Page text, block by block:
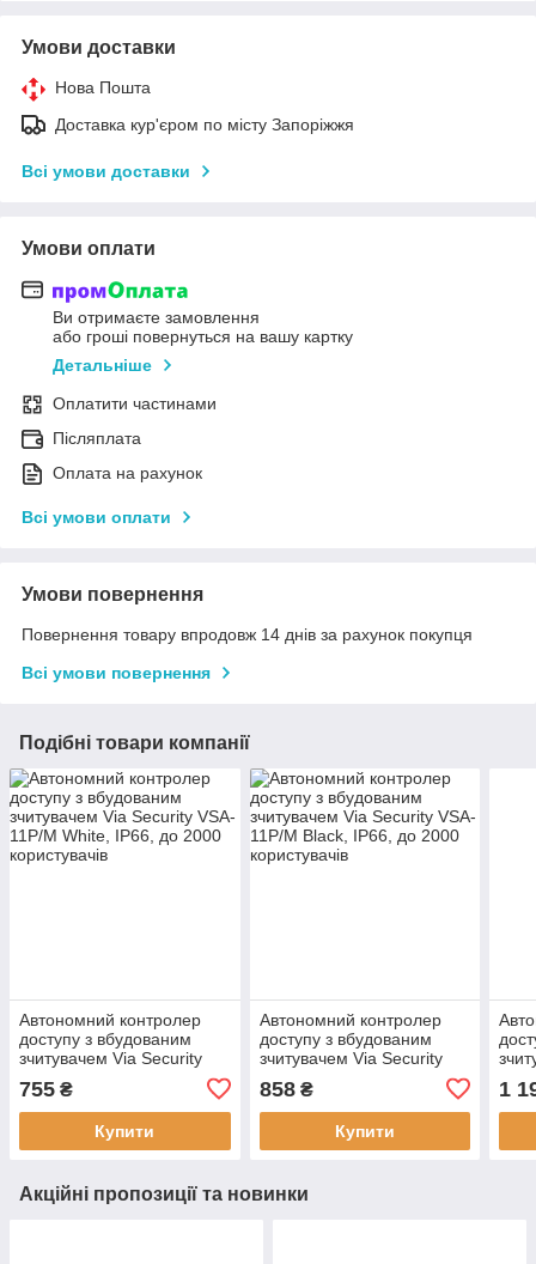
Умови доставки
Нова Пошта
Доставка кур'єром по місту Запоріжжя
Всі умови доставки
Умови оплати
Ви отримаєте замовлення
або гроші повернуться на вашу картку
Детальніше
Оплатити частинами
Післяплата
Оплата на рахунок
Всі умови оплати
Умови повернення
Повернення товару впродовж 14 днів за рахунок покупця
Всі умови повернення
Подібні товари компанії
Автономний контролер
доступу з вбудованим
зчитувачем Via Security
VSA-11P/M White, IP66, до
2000 користувачів
755 ₴
Купити
Автономний контролер
доступу з вбудованим
зчитувачем Via Security
VSA-11P/M Black, IP66, до
2000 користувачів
858₴
Купити
1
Акційні пропозиції та новинки